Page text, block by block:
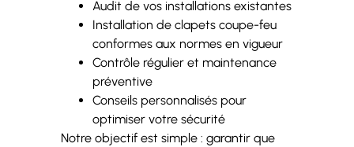
Audit de vos installations existantes
Installation de clapets coupe-feu
conformes aux normes en vigueur
Contrôle régulier et maintenance
préventive
Conseils personnalisés pour
optimiser votre sécurité
Notre objectif est simple : garantir que